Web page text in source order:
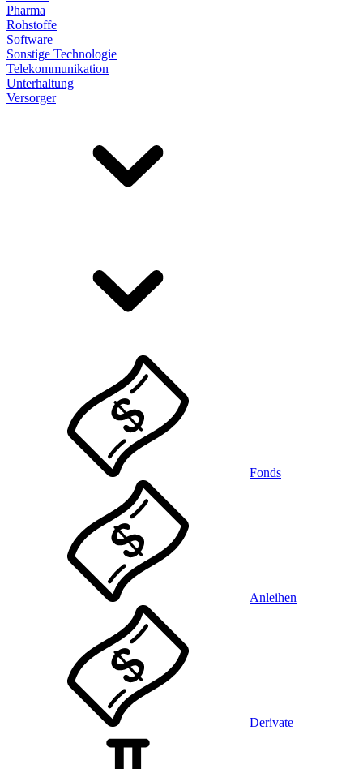
Pharma
Rohstoffe
Software
Sonstige Technologie
Telekommunikation
Unterhaltung
Versorger
Fonds
Anleihen
Derivate